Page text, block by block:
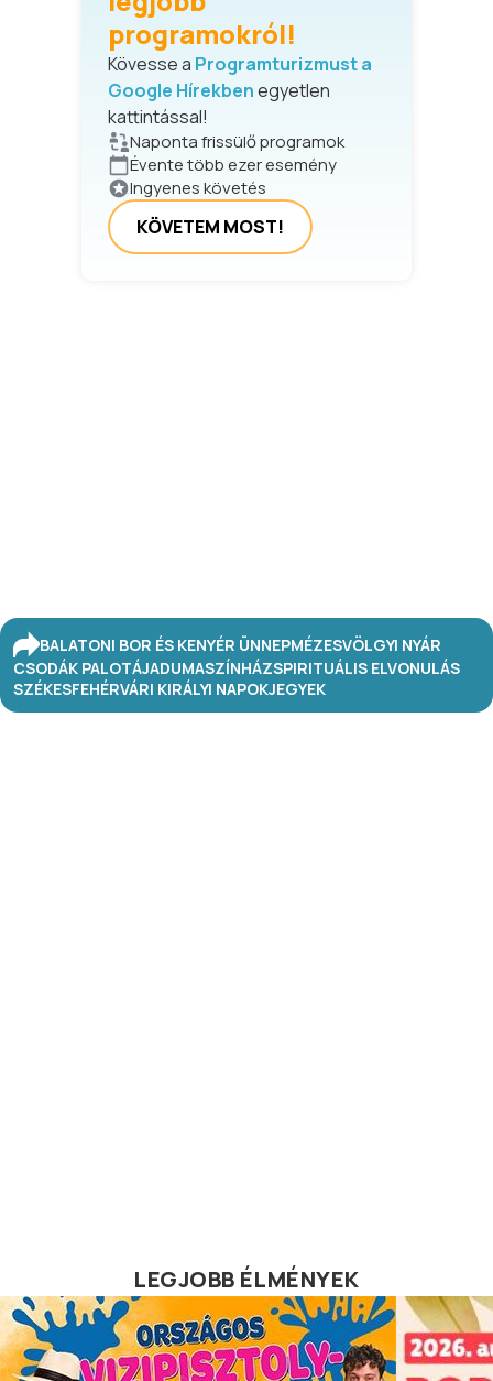
programokról!
Kövesse a Programturizmust a
Google Hírekbenegyetlen
kattintással!
Naponta frissülő programok
Évente több ezer esemény
Ingyenes követés
KÖVETEM MOST!
BALATONI BOR ÉS KENYÉR ÜNNEPMÉZESVÖLGYI NYÁR
CSODÁK PALOTÁJADUMASZÍNHÁZSPIRITUÁLIS ELVONULÁS
SZÉKESFEHÉRVÁRI KIRÁLYI NAPOKJEGYEK
LEGJOBB ÉLMÉNYEK